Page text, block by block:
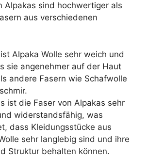
Alpakas sind hochwertiger als
aus verschiedenen
Alpaka Wolle sehr weich und
sie angenehmer auf der Haut
andere Fasern wie Schafwolle
ist die Faser von Alpakas sehr
widerstandsfähig, was
dass Kleidungsstücke aus
sehr langlebig sind und ihre
Struktur behalten können.